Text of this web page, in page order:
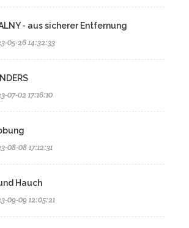
- aus sicherer Entfernung
05-26 14:32:33
07-02 17:16:10
08-08 17:12:31
Hauch
09-09 12:05:21